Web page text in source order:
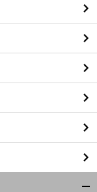
閉
る